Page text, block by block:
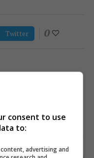
Twitter 0
consent to use
to:
advertising and